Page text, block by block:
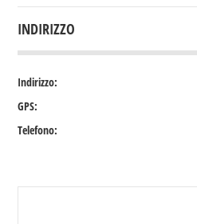
INDIRIZZO
Indirizzo:
GPS:
Telefono: